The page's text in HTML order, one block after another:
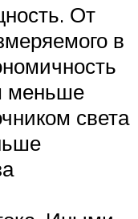
От
в
меньше
света